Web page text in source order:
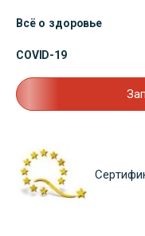
Всё о здоровье
COVID-19